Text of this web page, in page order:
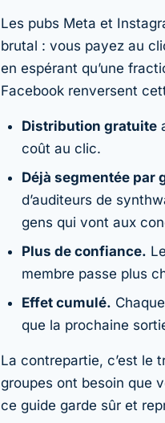
Les pubs Meta et
brutal : vous payez au
en espérant qu’une
Facebook renversent
Distribution gratuite
coût au clic.
Déjà segmentée par
d’auditeurs de
gens qui vont aux
Plus de confiance.
membre passe plus
Effet cumulé.
que la prochaine
La contrepartie, c’est le
groupes ont besoin que
ce guide garde sûr et